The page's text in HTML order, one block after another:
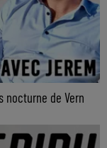
nocturne de Vern